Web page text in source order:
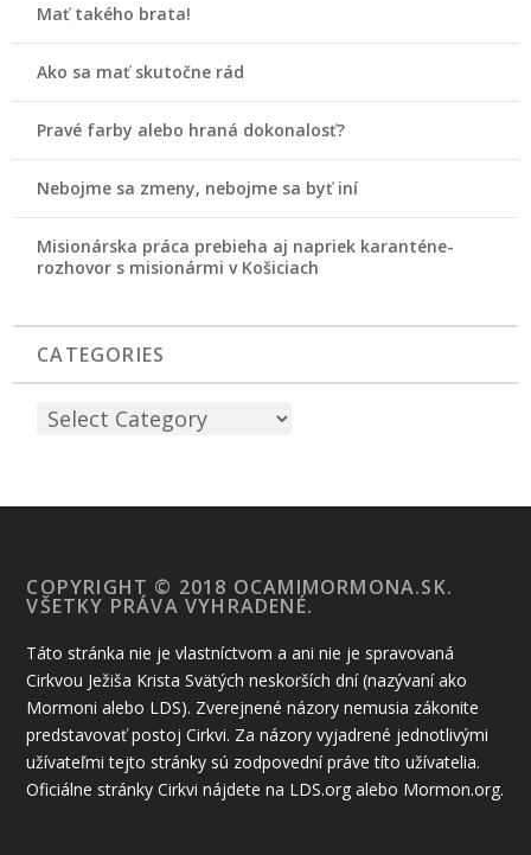
Mať takého brata!
Ako sa mať skutočne rád
Pravé farby alebo hraná dokonalosť?
Nebojme sa zmeny, nebojme sa byť iní
Misionárska práca prebieha aj napriek karanténe-
rozhovor s misionármi v Košiciach
CATEGORIES
COPYRIGHT © 2018 OCAMIMORMONA.SK.
VŠETKY PRÁVA VYHRADENÉ.
Táto stránka nie je vlastníctvom a ani nie je spravovaná
Cirkvou Ježiša Krista Svätých neskorších dní (nazývaní ako
Mormoni alebo LDS). Zverejnené názory nemusia zákonite
predstavovať postoj Cirkvi. Za názory vyjadrené jednotlivými
užívateľmi tejto stránky sú zodpovední práve títo užívatelia.
Oficiálne stránky Cirkvi nájdete na LDS.org alebo Mormon.org.